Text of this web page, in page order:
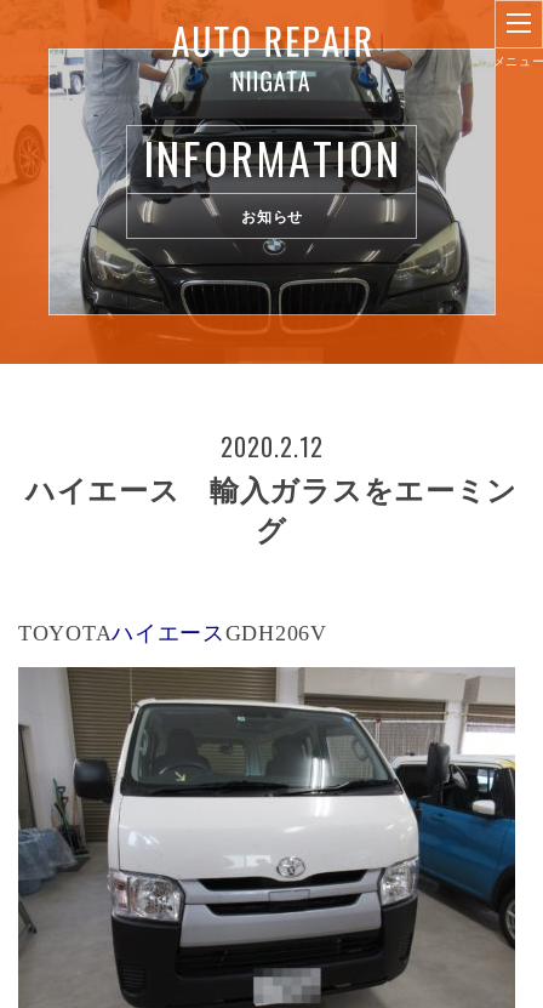
INFORMATION
お知らせ
2020.2.12
ハイエース 輸入ガラスをエーミン
グ
TOYOTAハイエースGDH206V